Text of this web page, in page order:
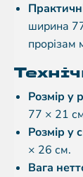
ширина
прорізам
Розмір у
77 × 21
Розмір у
× 26 см.
Вага